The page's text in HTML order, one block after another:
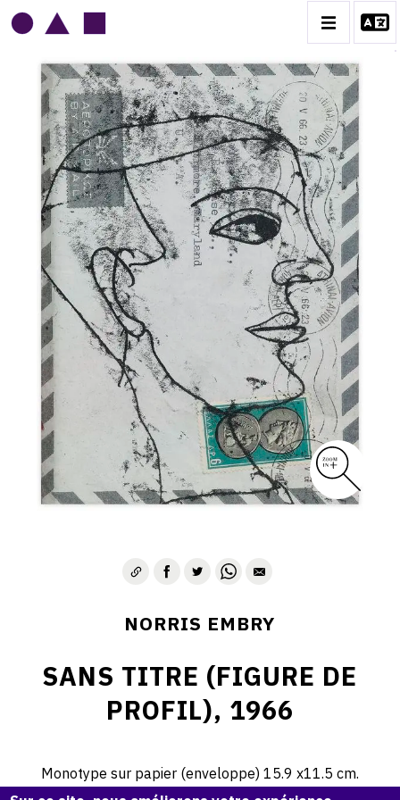
NORRIS EMBRY
BIOGRAPHIE
CATALOGUE DES OEUVRES
1945-1949
1950-1954
1955-1959
1960-1964
1964-1969
1970-1974
1975-1980
CONTACT
NORRIS EMBRY
SANS TITRE (FIGURE DE
PROFIL), 1966
Monotype sur papier (enveloppe) 15.9 x11.5 cm.